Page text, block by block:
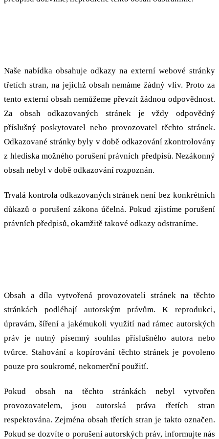
Naše nabídka obsahuje odkazy na externí webové stránky
třetích stran, na jejichž obsah nemáme žádný vliv. Proto za
tento externí obsah nemůžeme převzít žádnou odpovědnost.
Za obsah odkazovaných stránek je vždy odpovědný
příslušný poskytovatel nebo provozovatel těchto stránek.
Odkazované stránky byly v době odkazování zkontrolovány
z hlediska možného porušení právních předpisů. Nezákonný
obsah nebyl v době odkazování rozpoznán.
Trvalá kontrola odkazovaných stránek není bez konkrétních
důkazů o porušení zákona účelná. Pokud zjistíme porušení
právních předpisů, okamžitě takové odkazy odstraníme.
Obsah a díla vytvořená provozovateli stránek na těchto
stránkách podléhají autorským právům. K reprodukci,
úpravám, šíření a jakémukoli využití nad rámec autorských
práv je nutný písemný souhlas příslušného autora nebo
tvůrce. Stahování a kopírování těchto stránek je povoleno
pouze pro soukromé, nekomerční použití.
Pokud obsah na těchto stránkách nebyl vytvořen
provozovatelem, jsou autorská práva třetích stran
respektována. Zejména obsah třetích stran je takto označen.
Pokud se dozvíte o porušení autorských práv, informujte nás